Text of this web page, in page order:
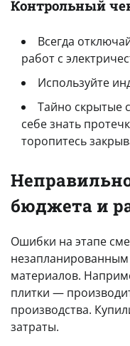
Контрольный
Всегда
работ с
Используйте
Тайно скрытые
себе знать
торопитесь
бюджета и
Ошибки на этапе
незапланированным
материалов.
плитки —
производства.
затраты.